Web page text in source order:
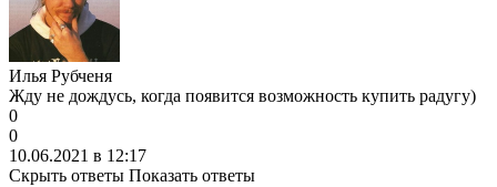
Илья Рубченя
Жду не дождусь, когда появится возможность купить радугу)
0
0
10.06.2021 в 12:17
Скрыть ответы Показать ответы